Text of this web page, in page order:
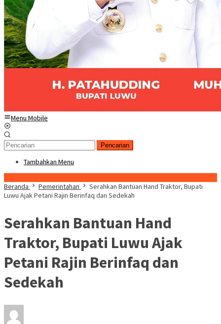
Menu Mobile
Pencarian
Tambahkan Menu
Beranda
Pemerintahan
Serahkan Bantuan Hand Traktor, Bupati
Luwu Ajak Petani Rajin Berinfaq dan Sedekah
Serahkan Bantuan Hand
Traktor, Bupati Luwu Ajak
Petani Rajin Berinfaq dan
Sedekah